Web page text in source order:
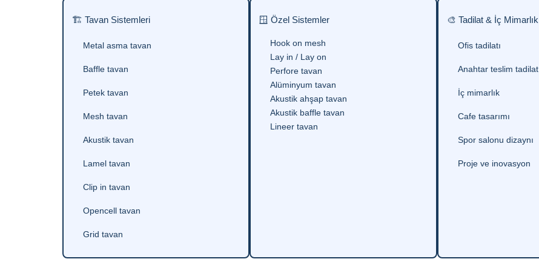
🏗 Tavan Sistemleri
Metal asma tavan
Baffle tavan
Petek tavan
Mesh tavan
Akustik tavan
Lamel tavan
Clip in tavan
Opencell tavan
Grid tavan
🪟 Özel Sistemler
Hook on mesh
Lay in / Lay on
Perfore tavan
Alüminyum tavan
Akustik ahşap tavan
Akustik baffle tavan
Lineer tavan
🎨 Tadilat & İç Mimarlık
Ofis tadilatı
Anahtar teslim tadilat
İç mimarlık
Cafe tasarımı
Spor salonu dizaynı
Proje ve inovasyon